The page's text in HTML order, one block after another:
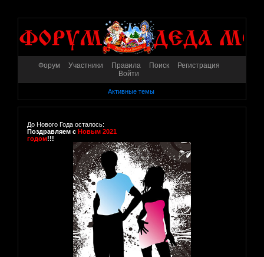
Форум Участники Правила Поиск
Регистрация
Войти
Активные темы
До Нового Года осталось:
Поздравляем с Новым 2021
годом!!!